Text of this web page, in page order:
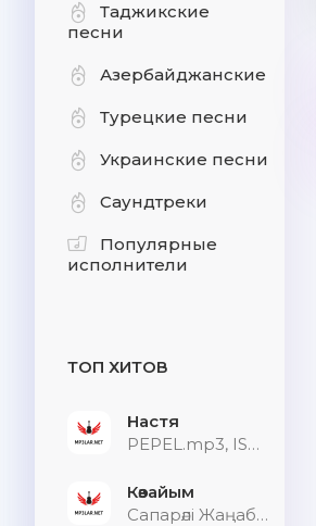
Таджикские
песни
Азербайджанские
Турецкие песни
Украинские песни
Саундтреки
Популярные
исполнители
ТОП ХИТОВ
Настя
PEPEL.mp3, ISVNBITOV, Alfredovich
Көзайым
Сапарәлі Жаңабек